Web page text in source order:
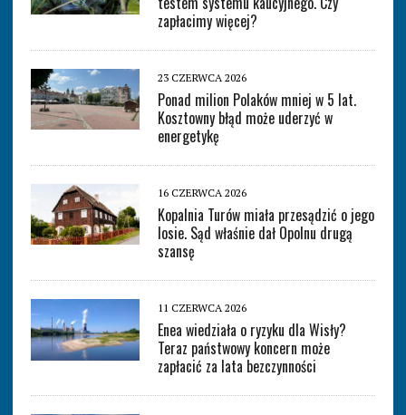
zapłacimy więcej?
23 CZERWCA 2026
Ponad milion Polaków mniej w 5 lat.
Kosztowny błąd może uderzyć w
energetykę
16 CZERWCA 2026
Kopalnia Turów miała przesądzić o jego
losie. Sąd właśnie dał Opolnu drugą
szansę
11 CZERWCA 2026
Enea wiedziała o ryzyku dla Wisły?
Teraz państwowy koncern może
zapłacić za lata bezczynności